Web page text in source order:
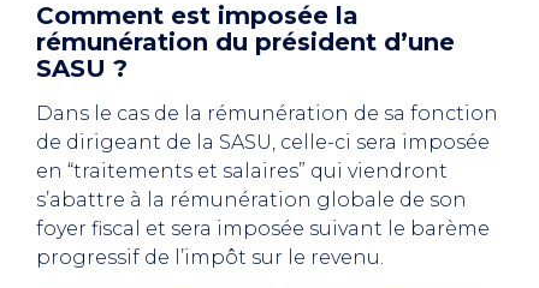
Comment est imposée la
rémunération du président d’une
SASU ?
Dans le cas de la rémunération de sa fonction
de dirigeant de la SASU, celle-ci sera imposée
en “traitements et salaires” qui viendront
s’abattre à la rémunération globale de son
foyer fiscal et sera imposée suivant le barème
progressif de l’impôt sur le revenu.